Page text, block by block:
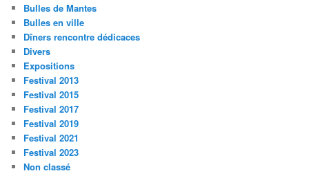
Bulles de Mantes
Bulles en ville
Dîners rencontre dédicaces
Divers
Expositions
Festival 2013
Festival 2015
Festival 2017
Festival 2019
Festival 2021
Festival 2023
Non classé